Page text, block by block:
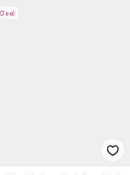
Deal